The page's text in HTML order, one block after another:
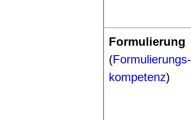
Formulierung
(Formulierungs-
kompetenz)